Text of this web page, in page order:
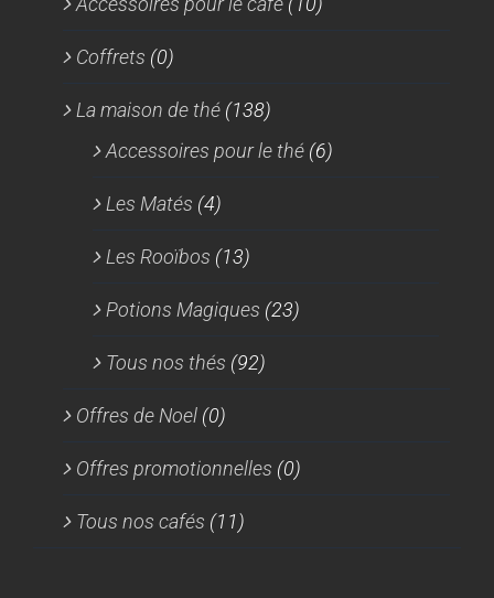
Coffrets (0)
La maison de thé (138)
Accessoires pour le thé (6)
Les Matés (4)
Les Rooïbos (13)
Potions Magiques (23)
Tous nos thés (92)
Offres de Noel (0)
Offres promotionnelles (0)
Tous nos cafés (11)